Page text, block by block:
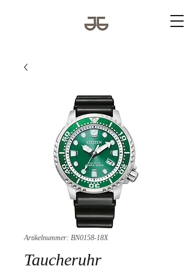
Artikelnummer: BN0158-18X
Taucheruhr